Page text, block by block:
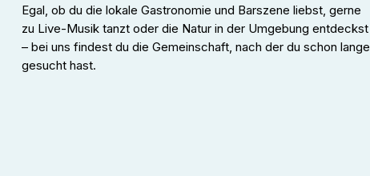
Egal, ob du die lokale Gastronomie und Barszene liebst, gerne
zu Live-Musik tanzt oder die Natur in der Umgebung entdeckst
– bei uns findest du die Gemeinschaft, nach der du schon lange
gesucht hast.